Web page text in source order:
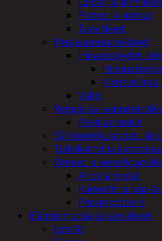
Putket ja kulmat
Tarvikkeet
Perävaunutarvikkeet
Hinausköydet,
Kiristysliinat
Valot
Rengas ja -
Pukit ja tunkit
Sähköpotkulaudat,
Tukkikärryt ja
Veneet ja
Airot ja melat
Kanootit ja sup-
Perämoottorit
Eläintenruoka ja tarvikkeet
Jyrsijät